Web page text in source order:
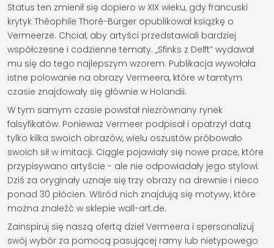
Status ten zmienił się dopiero w XIX wieku, gdy francuski
krytyk Théophile Thoré-Bürger opublikował książkę o
Vermeerze. Chciał, aby artyści przedstawiali bardziej
współczesne i codzienne tematy. „Sfinks z Delft” wydawał
mu się do tego najlepszym wzorem. Publikacja wywołała
istne polowanie na obrazy Vermeera, które w tamtym
czasie znajdowały się głównie w Holandii.
W tym samym czasie powstał niezrównany rynek
falsyfikatów. Ponieważ Vermeer podpisał i opatrzył datą
tylko kilka swoich obrazów, wielu oszustów próbowało
swoich sił w imitacji. Ciągle pojawiały się nowe prace, które
przypisywano artyście - ale nie odpowiadały jego stylowi.
Dziś za oryginały uznaje się trzy obrazy na drewnie i nieco
ponad 30 płócien. Wśród nich znajdują się motywy, które
można znaleźć w sklepie wall-art.de.
Zainspiruj się naszą ofertą dzieł Vermeera i spersonalizuj
swój wybór za pomocą pasującej ramy lub nietypowego